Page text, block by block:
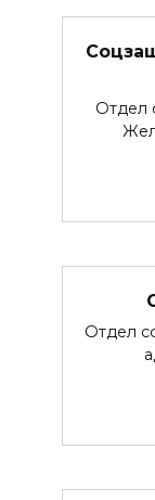
Отдел
Отдел